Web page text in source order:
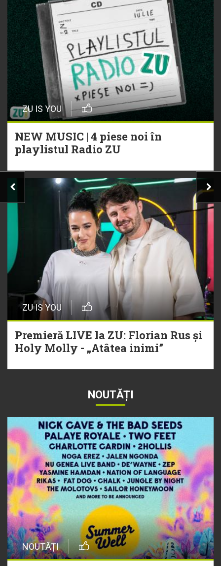
ZU IS YOU
NEW MUSIC | 4 piese noi în
playlistul Radio ZU
ZU IS YOU
Premieră LIVE la ZU: Florian Rus și
Holy Molly - „Atâtea inimi”
NOUTĂȚI
NOUTĂȚI